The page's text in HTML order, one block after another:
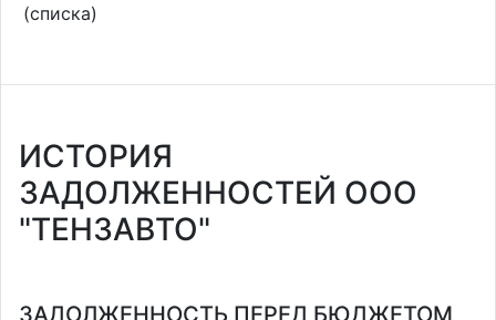
(списка)
ИСТОРИЯ
ЗАДОЛЖЕННОСТЕЙ ООО
"ТЕНЗАВТО"
ЗАДОЛЖЕННОСТЬ ПЕРЕД БЮДЖЕТОМ